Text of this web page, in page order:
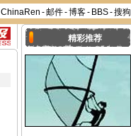
ChinaRen -邮件-博客- BBS-搜狗
精彩推荐